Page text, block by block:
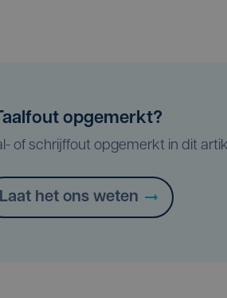
opgemerkt?
of schrijffout opgemerkt in dit
Laat het ons weten